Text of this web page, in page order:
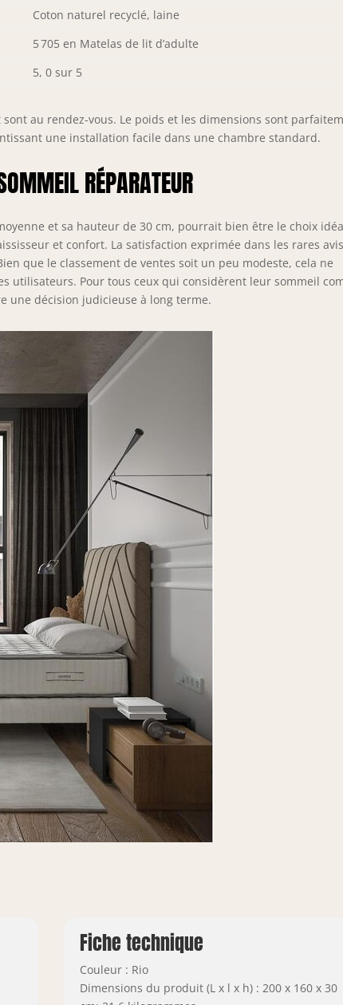
Coton naturel recyclé, laine
5 705 en Matelas de lit d’adulte
5, 0 sur 5
au rendez-vous. Le poids et les dimensions sont
une installation facile dans une chambre standard.
RÉPARATEUR
et sa hauteur de 30 cm, pourrait bien être le choix
et confort. La satisfaction exprimée dans les rares
que le classement de ventes soit un peu modeste, cela ne
utilisateurs. Pour tous ceux qui considèrent leur sommeil
une décision judicieuse à long terme.
Fiche technique
Couleur : Rio
Dimensions du produit (L x l x h) : 200 x 160 x 30